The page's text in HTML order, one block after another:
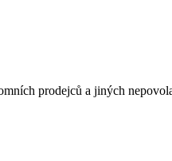
prodejců a jiných